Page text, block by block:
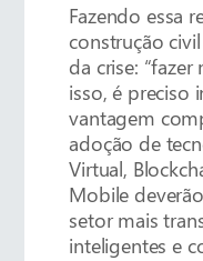
Fazendo essa
construção
da crise:
isso, é preciso
vantagem
adoção de
Virtual,
Mobile
setor mais
inteligentes e